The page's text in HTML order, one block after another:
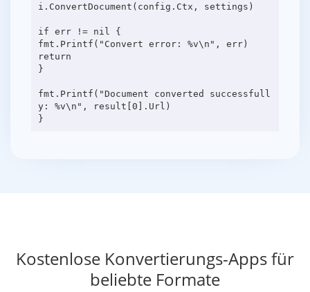
i.ConvertDocument(config.Ctx, settings)
if err != nil {
fmt.Printf("Convert error: %v\n", err)
return
}
fmt.Printf("Document converted successfull
y: %v\n", result[0].Url)
Kostenlose Konvertierungs-Apps für
beliebte Formate